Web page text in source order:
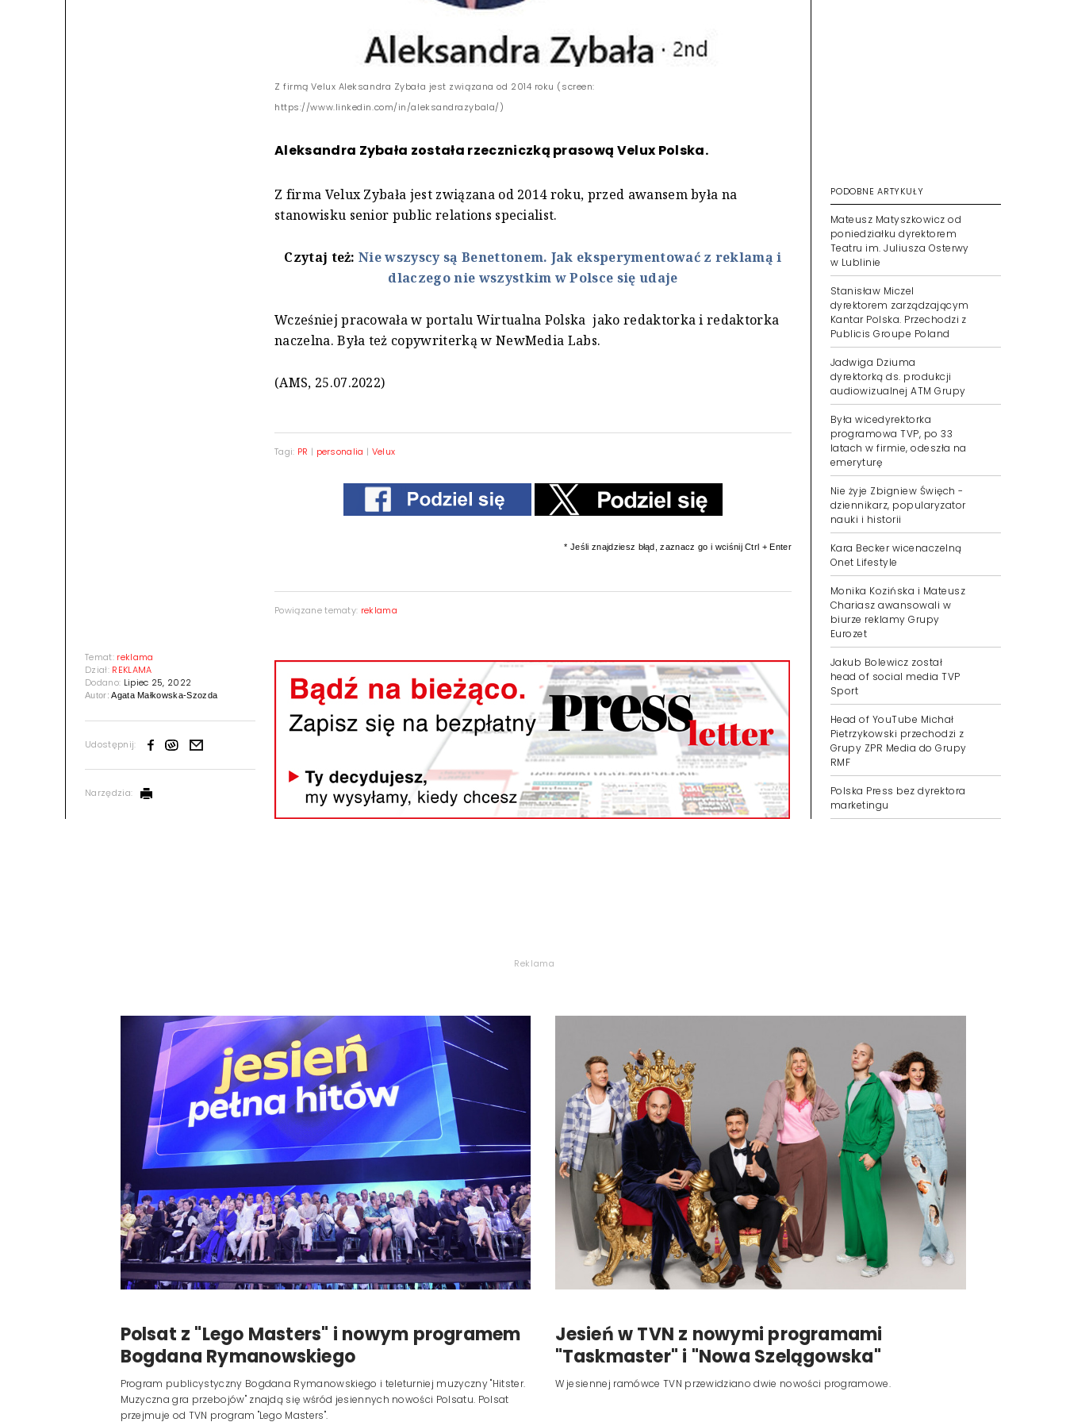
Temat: reklama
Dział: REKLAMA
Dodano: Lipiec 25, 2022
Autor:Agata Małkowska-Szozda
Udostępnij:
Narzędzia:
Z firmą Velux Aleksandra Zybała jest związana od 2014 roku (screen:
https://www.linkedin.com/in/aleksandrazybala/)
Aleksandra Zybała została rzeczniczką prasową Velux Polska.
Z firma Velux Zybała jest związana od 2014 roku, przed awansem była na
stanowisku senior public relations specialist.
Czytaj też:Nie wszyscy są Benettonem. Jak eksperymentować z reklamą i
dlaczego nie wszystkim w Polsce się udaje
Wcześniej pracowała w portalu Wirtualna Polska jako redaktorka i redaktorka
naczelna. Była też copywriterką w NewMedia Labs.
(AMS, 25.07.2022)
Tagi: PR | personalia | Velux
* Jeśli znajdziesz błąd, zaznacz go i wciśnij Ctrl + Enter
Powiązane tematy: reklama
PODOBNE ARTYKUŁY
Mateusz Matyszkowicz od
poniedziałku dyrektorem
Teatru im. Juliusza Osterwy
w Lublinie
Stanisław Miczel
dyrektorem zarządzającym
Kantar Polska. Przechodzi z
Publicis Groupe Poland
Jadwiga Dziuma
dyrektorką ds. produkcji
audiowizualnej ATM Grupy
Była wicedyrektorka
programowa TVP, po 33
latach w firmie, odeszła na
emeryturę
Nie żyje Zbigniew Święch -
dziennikarz, popularyzator
nauki i historii
Kara Becker wicenaczelną
Onet Lifestyle
Monika Kozińska i Mateusz
Chariasz awansowali w
biurze reklamy Grupy
Eurozet
Jakub Bolewicz został
head of social media TVP
Sport
Head of YouTube Michał
Pietrzykowski przechodzi z
Grupy ZPR Media do Grupy
RMF
Polska Press bez dyrektora
marketingu
Reklama